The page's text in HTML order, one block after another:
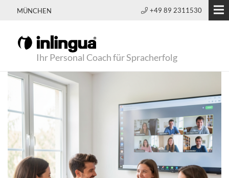
MÜNCHEN +49 89 2311530
Ihr Personal Coach für Spracherfolg